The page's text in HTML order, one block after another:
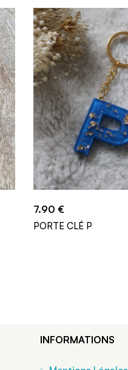
7.90 €
PORTE CLÉ P
INFORMATIONS